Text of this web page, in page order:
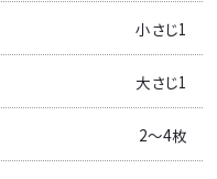
小さじ1
大さじ1
2～4枚